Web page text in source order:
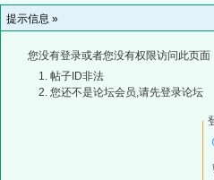
提示信息 »
您没有登录或者您没有权限访问此页
帖子ID非法
您还不是论坛会员,请先登录论坛